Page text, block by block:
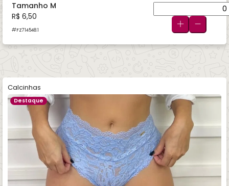
Tamanho M
R$ 6,50
FZ714548.1
Calcinhas
Destaque